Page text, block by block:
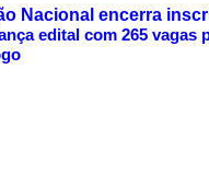
edital com 265 vagas